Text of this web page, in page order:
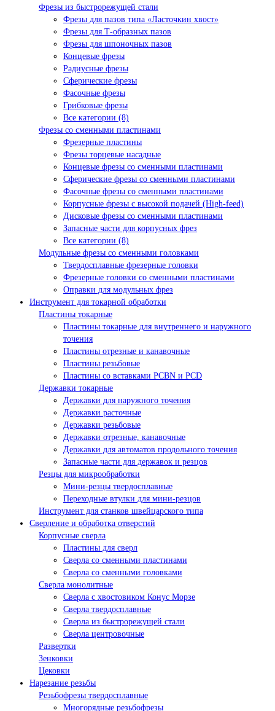
Фрезы из быстрорежущей стали
Фрезы для пазов типа «Ласточкин хвост»
Фрезы для Т-образных пазов
Фрезы для шпоночных пазов
Концевые фрезы
Радиусные фрезы
Сферические фрезы
Фасочные фрезы
Грибковые фрезы
Все категории (8)
Фрезы со сменными пластинами
Фрезерные пластины
Фрезы торцевые насадные
Концевые фрезы со сменными пластинами
Сферические фрезы со сменными пластинами
Фасочные фрезы со сменными пластинами
Корпусные фрезы с высокой подачей (High-feed)
Дисковые фрезы со сменными пластинами
Запасные части для корпусных фрез
Все категории (8)
Модульные фрезы со сменными головками
Твердосплавные фрезерные головки
Фрезерные головки со сменными пластинами
Оправки для модульных фрез
Инструмент для токарной обработки
Пластины токарные
Пластины токарные для внутреннего и наружного
точения
Пластины отрезные и канавочные
Пластины резьбовые
Пластины со вставками PCBN и PCD
Державки токарные
Державки для наружного точения
Державки расточные
Державки резьбовые
Державки отрезные, канавочные
Державки для автоматов продольного точения
Запасные части для державок и резцов
Резцы для микрообработки
Мини-резцы твердосплавные
Переходные втулки для мини-резцов
Инструмент для станков швейцарского типа
Сверление и обработка отверстий
Корпусные сверла
Пластины для сверл
Сверла со сменными пластинами
Сверла со сменными головками
Сверла монолитные
Сверла с хвостовиком Конус Морзе
Сверла твердосплавные
Сверла из быстрорежущей стали
Сверла центровочные
Развертки
Зенковки
Цековки
Нарезание резьбы
Резьбофрезы твердосплавные
Многорядные резьбофрезы